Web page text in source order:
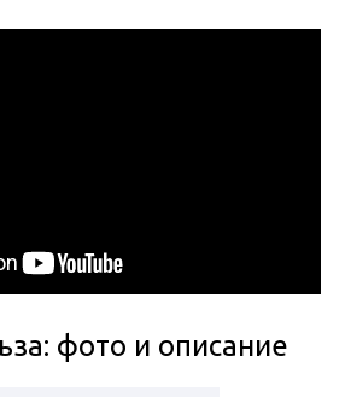
фото и описание